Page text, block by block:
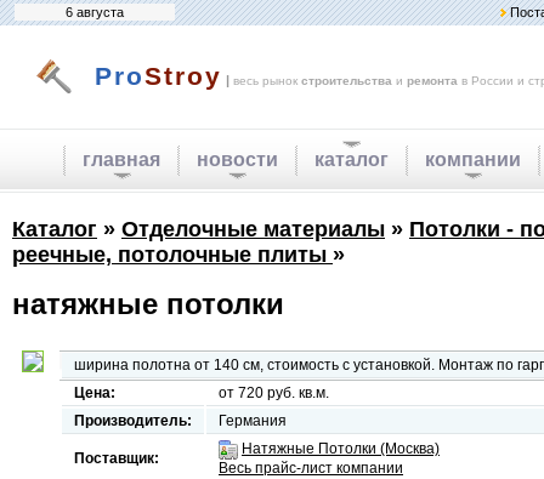
6 августа
ProStroy | весь рынок строительства и ремонта в России и
главная новости каталог компании
Каталог » Отделочные материалы » Потолки -
реечные, потолочные плиты »
натяжные потолки
ширина полотна от 140 см, стоимость с установкой. Монтаж по
Цена:
от 720 руб. кв.м.
Производитель:
Германия
Поставщик:
Натяжные Потолки (Москва)
Весь прайс-лист компании